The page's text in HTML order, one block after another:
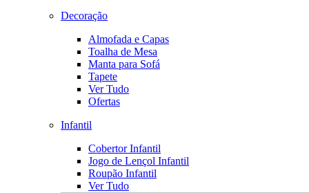
Decoração
Almofada e Capas
Toalha de Mesa
Manta para Sofá
Tapete
Ver Tudo
Ofertas
Infantil
Cobertor Infantil
Jogo de Lençol Infantil
Roupão Infantil
Ver Tudo